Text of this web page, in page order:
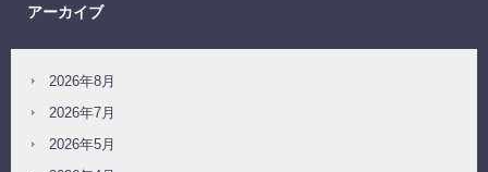
アーカイブ
2026年8月
2026年7月
2026年5月